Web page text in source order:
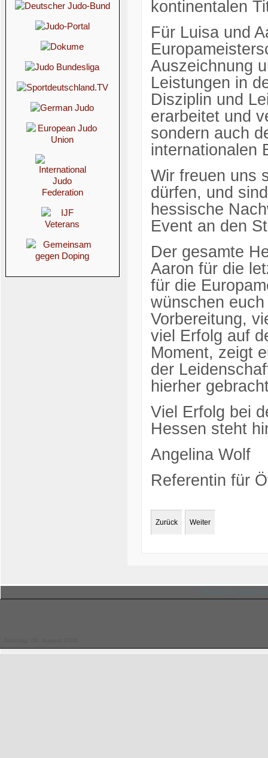
kontinentalen
Für Luisa und
Auszeichnung
Leistungen in
Disziplin und
erarbeitet und
sondern auch
internationalen
Wir freuen uns
dürfen, und
hessische
Event an den
Der gesamte
Aaron für die
für die
wünschen
Vorbereitung,
viel Erfolg auf
Moment, zeigt
der
hierher
Viel Erfolg bei
Hessen steht
Angelina Wolf
Referentin für
Zurück Weiter